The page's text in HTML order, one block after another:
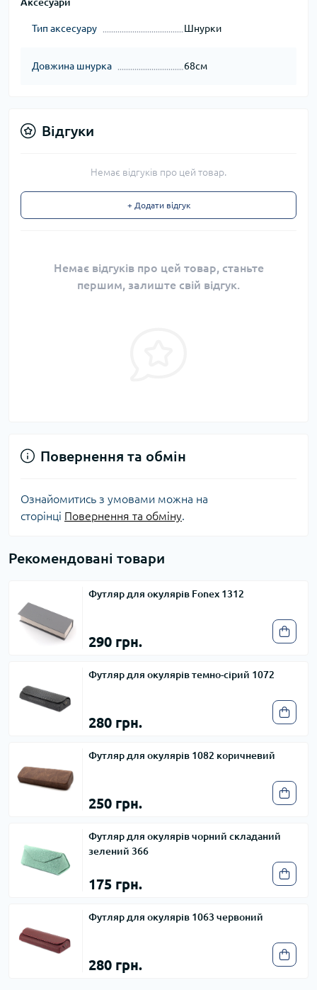
Тип аксесуару Шнурки
Довжина шнурка 68см
Відгуки
Немає відгуків про цей товар.
+ Додати відгук
Немає відгуків про цей товар, станьте
першим, залиште свій відгук.
Повернення та обмін
Ознайомитись з умовами можна на
сторінці Повернення та обміну
Рекомендовані товари
Футляр для окулярів Fonex 1312
290 грн.
Футляр для окулярів темно-сірий 1072
280 грн.
Футляр для окулярів 1082 коричневий
250 грн.
Футляр для окулярів чорний складаний
зелений 366
175 грн.
Футляр для окулярів 1063 червоний
280 грн.